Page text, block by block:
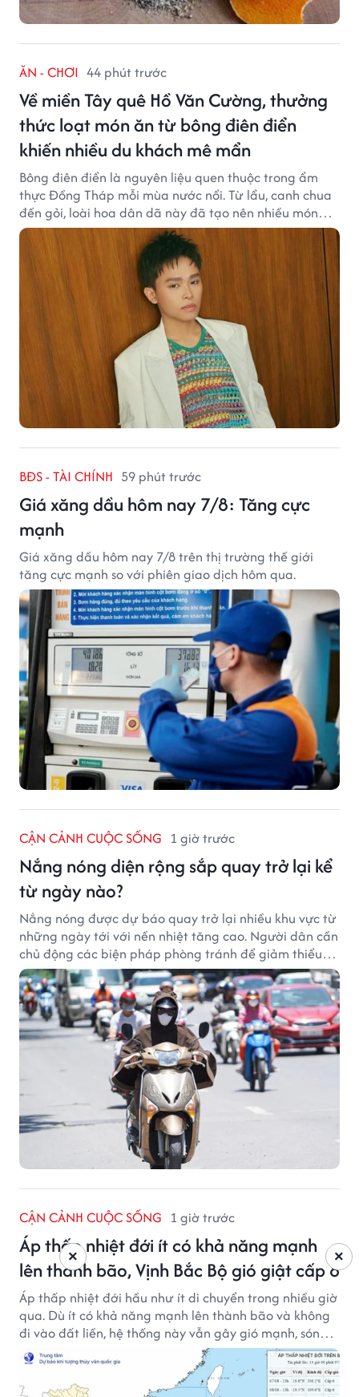
ĂN - CHƠI 44 phút trước
Về miền Tây quê Hồ Văn Cường, thưởng
thức loạt món ăn từ bông điên điển
khiến nhiều du khách mê mẩn
Bông điên điển là nguyên liệu quen thuộc trong ẩm
thực Đồng Tháp mỗi mùa nước nổi. Từ lẩu, canh chua
đến gỏi, loài hoa dân dã này đã tạo nên nhiều món
ngon khiến du khách khó quên.
BĐS - TÀI CHÍNH 59 phút trước
Giá xăng dầu hôm nay 7/8: Tăng cực
mạnh
Giá xăng dầu hôm nay 7/8 trên thị trường thế giới
tăng cực mạnh so với phiên giao dịch hôm qua.
CẬN CẢNH CUỘC SỐNG 1 giờ trước
Nắng nóng diện rộng sắp quay trở lại kể
từ ngày nào?
Nắng nóng được dự báo quay trở lại nhiều khu vực từ
những ngày tới với nền nhiệt tăng cao. Người dân cần
chủ động các biện pháp phòng tránh để giảm thiểu
tác động của thời tiết cực đoan.
CẬN CẢNH CUỘC SỐNG 1 giờ trước
Áp thấp nhiệt đới ít có khả năng mạnh
lên thành bão, Vịnh Bắc Bộ gió giật cấp 8
Áp thấp nhiệt đới hầu như ít di chuyển trong nhiều giờ
qua. Dù ít có khả năng mạnh lên thành bão và không
đi vào đất liền, hệ thống này vẫn gây gió mạnh, sóng
lớn trên nhiều vùng biển.
×
×